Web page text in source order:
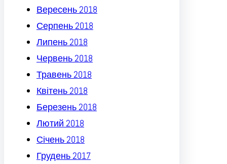
Вересень 2018
Серпень 2018
Липень 2018
Червень 2018
Травень 2018
Квітень 2018
Березень 2018
Лютий 2018
Січень 2018
Грудень 2017